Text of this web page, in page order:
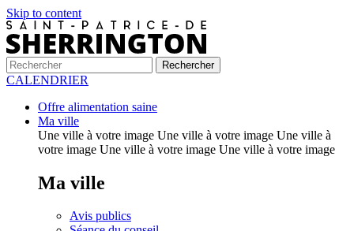
Skip to content
CALENDRIER
Offre alimentation saine
Ma ville
Une ville à votre image Une ville à votre image Une ville à
votre image Une ville à votre image Une ville à votre image
Ma ville
Avis publics